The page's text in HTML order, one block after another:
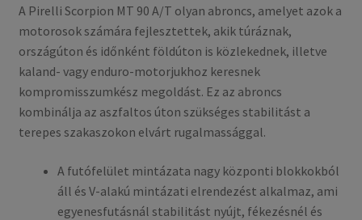
A Pirelli Scorpion MT 90 A/T olyan abroncs, amelyet azok a
motorosok számára fejlesztettek, akik túráznak,
országúton és időnként földúton is közlekednek, illetve
kaland- vagy enduro-motorjukhoz keresnek
kompromisszumkész megoldást. Ez az abroncs
kombinálja az aszfaltos úton szükséges stabilitást a
terepes szakaszokon elvárt rugalmassággal.
A futófelület mintázata nagy központi blokkokból
áll és V-alakú mintázati elrendezést alkalmaz, ami
egyenesfutásnál stabilitást nyújt, fékezésnél és